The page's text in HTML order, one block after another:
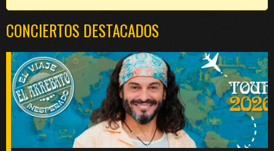
CONCIERTOS DESTACADOS